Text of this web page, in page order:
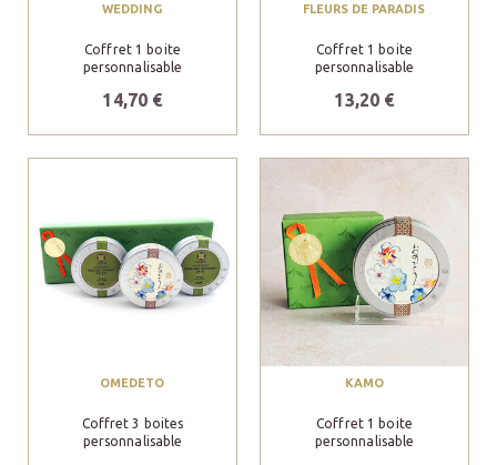
WEDDING
Coffret 1 boite
personnalisable
14,70 €
FLEURS DE PARADIS
Coffret 1 boite
personnalisable
13,20 €
OMEDETO
Coffret 3 boites
personnalisable
KAMO
Coffret 1 boite
personnalisable